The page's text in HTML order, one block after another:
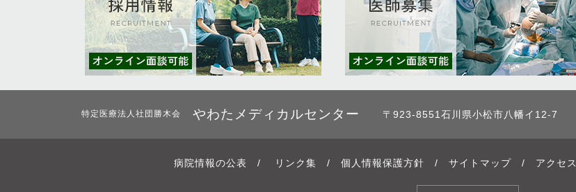
特定医療法人社団勝木会 やわたメディカルセンター 〒923-8551石川県小松市八幡イ12-7
病院情報の公表 / リンク集 / 個人情報保護方針 / サイトマップ/ アクセス